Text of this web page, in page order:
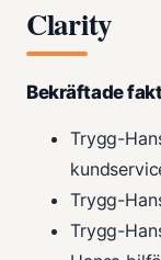
Clarity
Bekräftade
Trygg-
Trygg-
Trygg-